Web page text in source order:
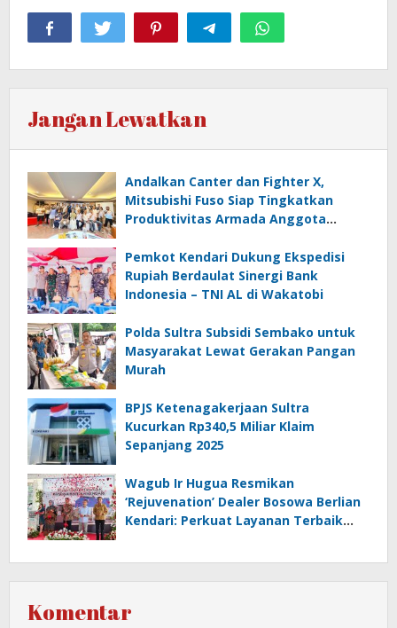
Jangan Lewatkan
Andalkan Canter dan Fighter X,
Mitsubishi Fuso Siap Tingkatkan
Produktivitas Armada Anggota
Pemkot Kendari Dukung Ekspedisi
Rupiah Berdaulat Sinergi Bank
Indonesia – TNI AL di Wakatobi
Polda Sultra Subsidi Sembako untuk
Masyarakat Lewat Gerakan Pangan
Murah
BPJS Ketenagakerjaan Sultra
Kucurkan Rp340,5 Miliar Klaim
Sepanjang 2025
Wagub Ir Hugua Resmikan
‘Rejuvenation’ Dealer Bosowa Berlian
Kendari: Perkuat Layanan Terbaik
Komentar